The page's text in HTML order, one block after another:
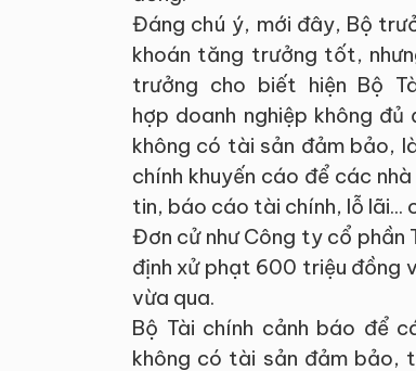
Đáng chú ý, mới đây, Bộ
khoán tăng trưởng tốt,
trưởng cho biết hiện Bộ
hợp doanh nghiệp không đủ
không có tài sản đảm bảo,
chính khuyến cáo để các
tin, báo cáo tài chính, lỗ lãi...
Đơn cử như Công ty cổ phần
định xử phạt 600 triệu đồng
vừa qua.
Bộ Tài chính cảnh báo để
không có tài sản đảm bảo,